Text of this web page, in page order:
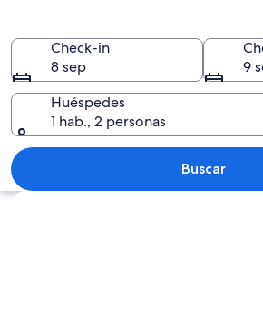
Una
Check-in
8 sep
9
Huéspedes
1 hab., 2 personas
Buscar
Explorar mapa